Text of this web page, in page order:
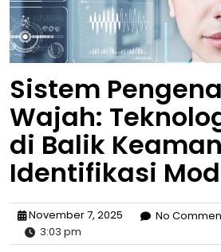
Sistem
Wajah:
di Balik
Identifikasi
November 7, 2025 No
3:03 pm